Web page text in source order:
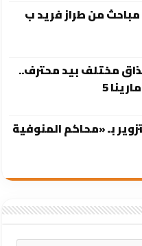
من طراز فريد ب
مختلف بيد محترف..
5
بـ «محاكم المنوفية